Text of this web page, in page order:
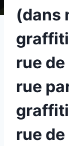
(dans
rue
rue
rue